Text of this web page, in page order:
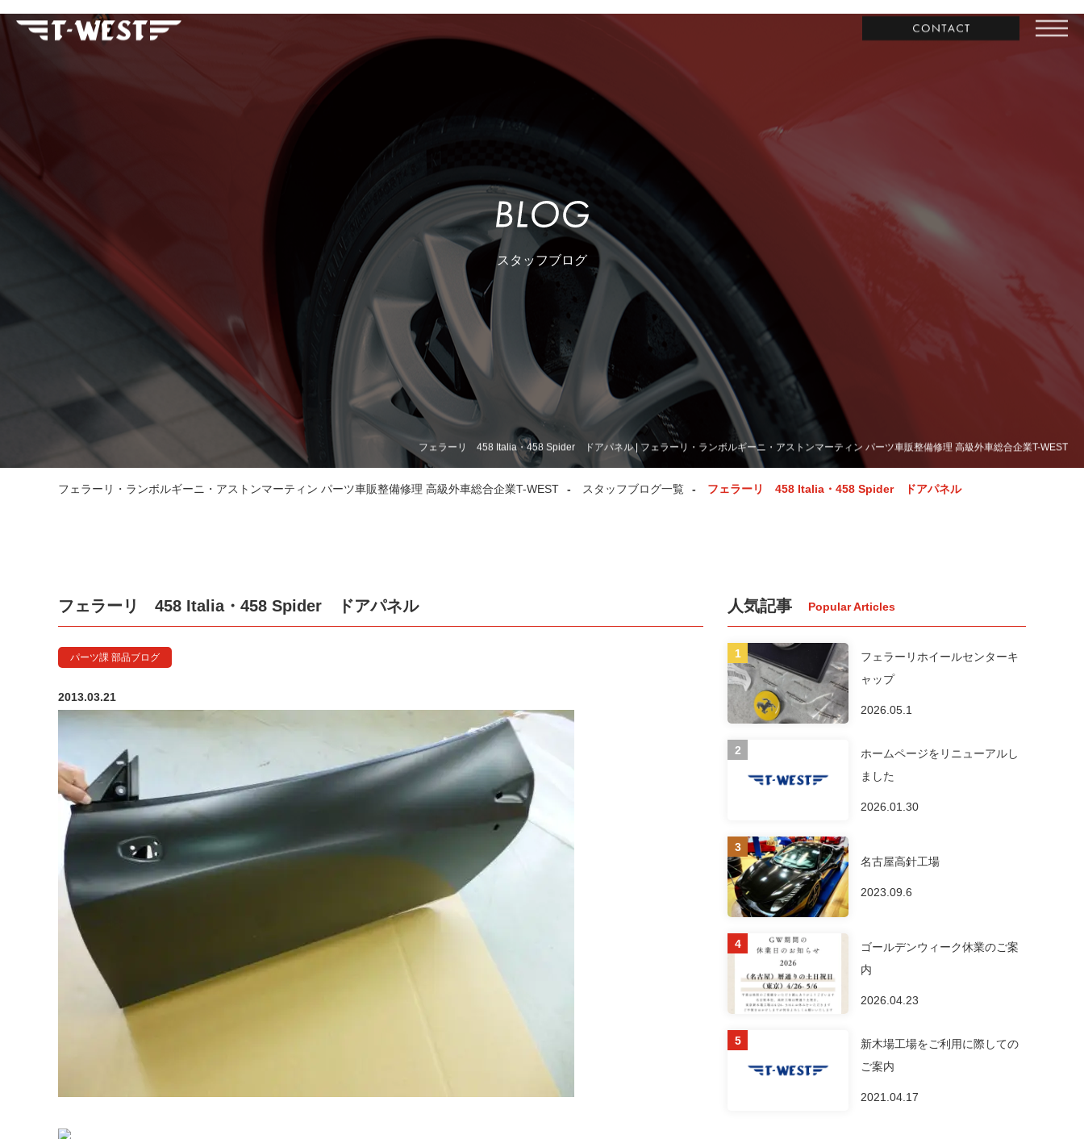
フェラーリ 458 Italia・458 Spider ドアパネル | フェラーリ・ランボルギーニ・アストンマーティン パーツ車販整備修理 高級外車総合企業T-WEST
スタッフブログ
フェラーリ・ランボルギーニ・アストンマーティン パーツ車販整備修理 高級外車総合企業T-WEST スタッフブログ一覧 フェラーリ 458 Italia・458 Spider ドアパネル
フェラーリ 458 Italia・458 Spider ドアパネル
パーツ課 部品ブログ
2013.03.21
人気記事
フェラーリホイールセンターキ
ャップ
2026.05.1
ホームページをリニューアルし
ました
2026.01.30
名古屋高針工場
2023.09.6
ゴールデンウィーク休業のご案
内
2026.04.23
新木場工場をご利用に際しての
ご案内
2021.04.17